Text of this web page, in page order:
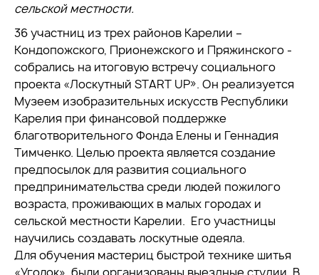
сельской местности.
36 участниц из трех районов Карелии –
Кондопожского, Прионежского и Пряжинского -
собрались на итоговую встречу социального
проекта «Лоскутный START UP». Он реализуется
Музеем изобразительных искусств Республики
Карелия при финансовой поддержке
благотворительного Фонда Елены и Геннадия
Тимченко. Целью проекта является создание
предпосылок для развития социального
предпринимательства среди людей пожилого
возраста, проживающих в малых городах и
сельской местности Карелии. Его участницы
научились создавать лоскутные одеяла.
Для обучения мастериц быстрой технике шитья